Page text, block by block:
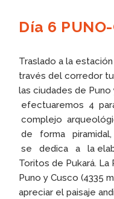
Día 6
Traslado a la
través del corredor
las ciudades de
efectuaremos 4
complejo
de forma
se dedica a la
Toritos de Pukará. La
Puno y Cusco (4335
apreciar el paisaje